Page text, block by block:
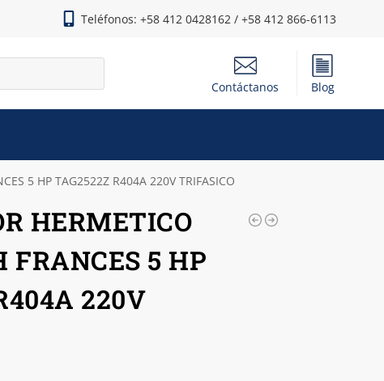
Teléfonos: +58 412 0428162 / +58 412 866-6113
Contáctanos Blog
5 HP TAG2522Z R404A 220V TRIFASICO
HERMETICO
FRANCES 5 HP
220V